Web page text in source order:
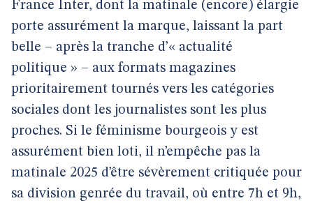
France Inter, dont la matinale (encore) élargie
porte assurément la marque, laissant la part
belle – après la tranche d’« actualité
politique » – aux formats magazines
prioritairement tournés vers les catégories
sociales dont les journalistes sont les plus
proches. Si le féminisme bourgeois y est
assurément bien loti, il n’empêche pas la
matinale 2025 d’être sévèrement critiquée pour
sa division genrée du travail, où entre 7h et 9h,